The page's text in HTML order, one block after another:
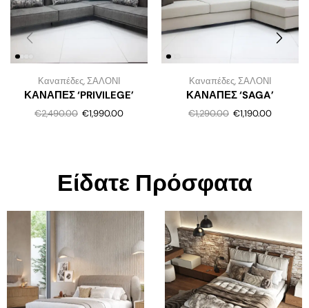
Καναπέδες,ΣΑΛΟΝΙ
ΚΑΝΑΠΕΣ ‘PRIVILEGE’
€2,490.00 €1,990.00
Καναπέδες,ΣΑΛΟΝΙ
ΚΑΝΑΠΕΣ ‘SAGA’
€1,290.00 €1,190.00
Είδατε Πρόσφατα